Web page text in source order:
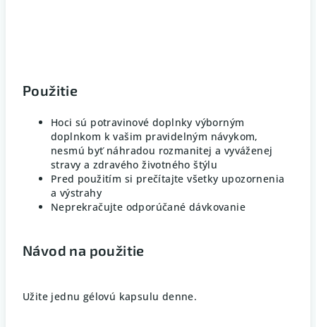
Použitie
Hoci sú potravinové doplnky výborným
doplnkom k vašim pravidelným návykom,
nesmú byť náhradou rozmanitej a vyváženej
stravy a zdravého životného štýlu
Pred použitím si prečítajte všetky upozornenia
a výstrahy
Neprekračujte odporúčané dávkovanie
Návod na použitie
Užite jednu gélovú kapsulu denne.